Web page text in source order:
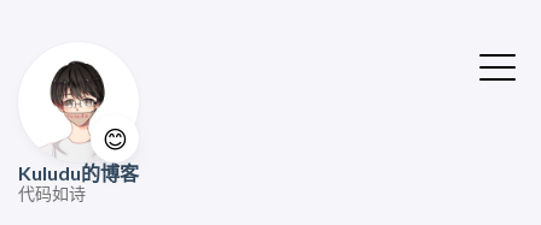
😊
Kuludu的博客
代码如诗